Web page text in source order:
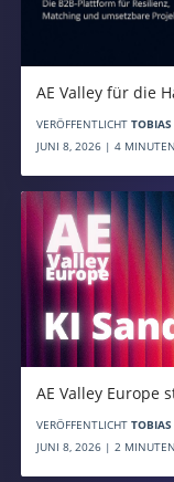
AE Valley für die
VERÖFFENTLICHT TOBIAS
JUNI 8, 2026 | 4
AE Valley Europe
VERÖFFENTLICHT TOBIAS
JUNI 8, 2026 | 2